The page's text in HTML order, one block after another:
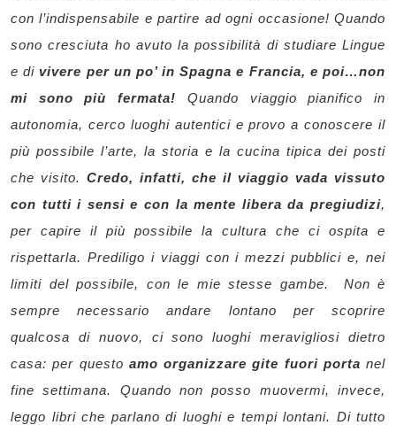
con l’indispensabile e partire ad ogni occasione! Quando
sono cresciuta ho avuto la possibilità di studiare Lingue
e di vivere per un po’ in Spagna e Francia, e poi…non
mi sono più fermata! Quando viaggio pianifico in
autonomia, cerco luoghi autentici e provo a conoscere il
più possibile l’arte, la storia e la cucina tipica dei posti
che visito. Credo, infatti, che il viaggio vada vissuto
con tutti i sensi e con la mente libera da pregiudizi,
per capire il più possibile la cultura che ci ospita e
rispettarla. Prediligo i viaggi con i mezzi pubblici e, nei
limiti del possibile, con le mie stesse gambe. Non è
sempre necessario andare lontano per scoprire
qualcosa di nuovo, ci sono luoghi meravigliosi dietro
casa: per questo amo organizzare gite fuori porta nel
fine settimana. Quando non posso muovermi, invece,
leggo libri che parlano di luoghi e tempi lontani. Di tutto